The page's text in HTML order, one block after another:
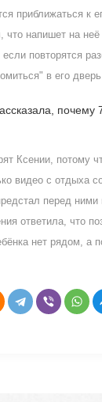
приближаться к
что напишет на
повторятся
в его дверь.
Ксении, потому
видео с отдыха
перед ними
ответила, что
нет рядом, а